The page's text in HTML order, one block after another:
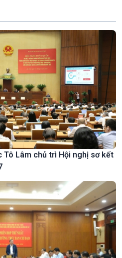
Tô Lâm chủ trì Hội nghị sơ kết